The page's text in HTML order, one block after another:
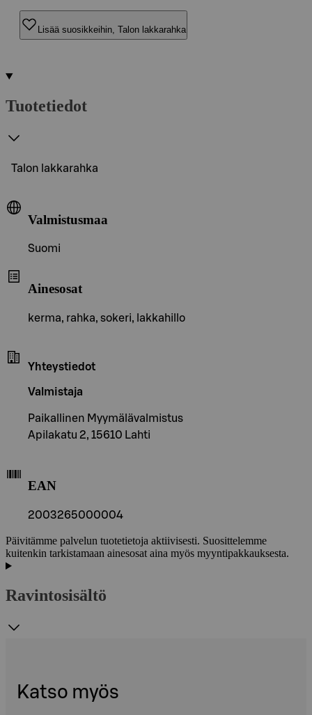
Lisää suosikkeihin, Talon lakkarahka
Tuotetiedot
Talon lakkarahka
Valmistusmaa
Suomi
Ainesosat
kerma, rahka, sokeri, lakkahillo
Yhteystiedot
Valmistaja
Paikallinen Myymälävalmistus
Apilakatu 2, 15610 Lahti
EAN
2003265000004
Päivitämme palvelun tuotetietoja aktiivisesti. Suosittelemme
kuitenkin tarkistamaan ainesosat aina myös myyntipakkauksesta.
Ravintosisältö
Katso myös